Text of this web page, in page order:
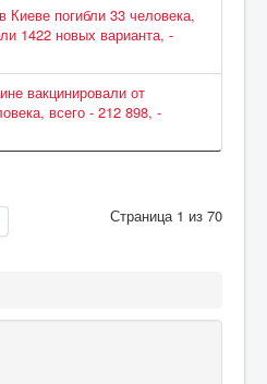
Киеве погибли 33 человека,
1422 новых варианта, -
вакцинировали от
всего - 212 898, -
Страница 1 из 70